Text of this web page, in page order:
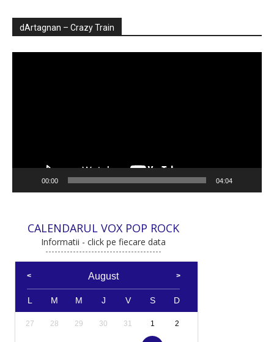
dArtagnan – Crazy Train
00:00 04:04
CALENDARUL VOX POP ROCK
Informatii - click pe fiecare data
August
L M M J V S D
27 28 29 30 31 1 2